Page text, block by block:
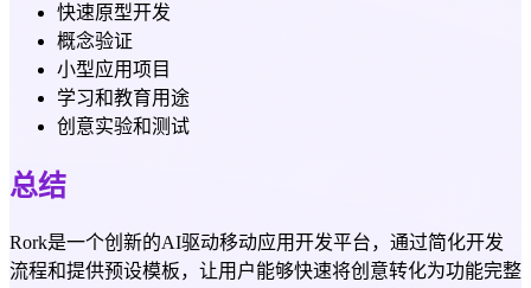
快速原型开发
概念验证
小型应用项目
学习和教育用途
创意实验和测试
总结
Rork是一个创新的AI驱动移动应用开发平台，通过简化开发
流程和提供预设模板，让用户能够快速将创意转化为功能完整